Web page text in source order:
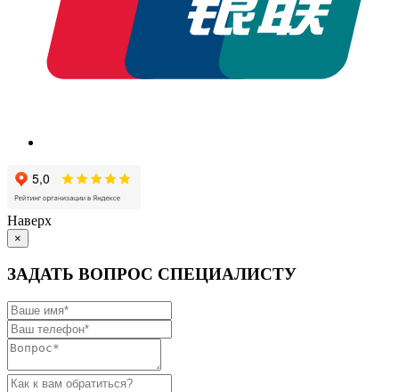
Наверх
×
ЗАДАТЬ ВОПРОС СПЕЦИАЛИСТУ